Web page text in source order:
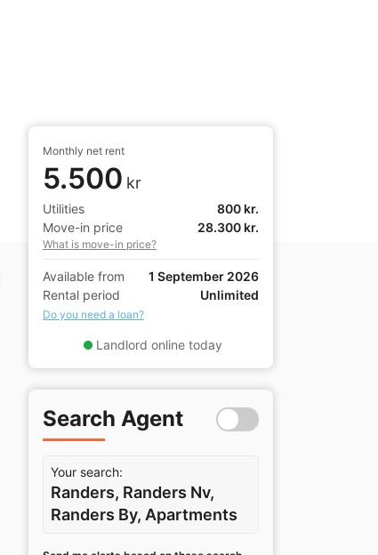
Monthly net rent
5.500 kr
Utilities
800 kr.
Move-in price
28.300 kr.
What is move-in price?
Available from
1 September 2026
Rental period
Unlimited
Do you need a loan?
Landlord online today
Search Agent
Your search:
Randers, Randers Nv,
Randers By, Apartments